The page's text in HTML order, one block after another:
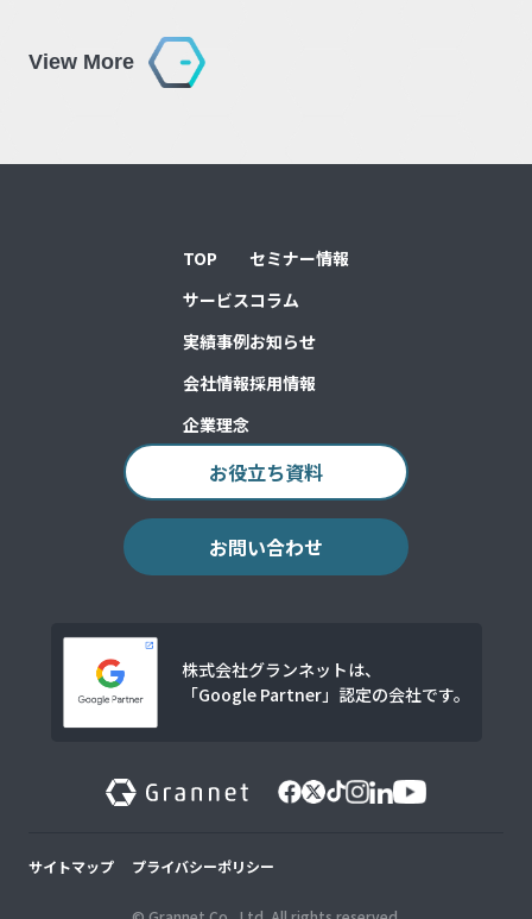
View More
TOP
サービス
実績事例
会社情報
企業理念
セミナー情報
コラム
お知らせ
採用情報
お役立ち資料
お問い合わせ
株式会社グランネットは、
「Google Partner」認定の会社です。
サイトマップ プライバシーポリシー